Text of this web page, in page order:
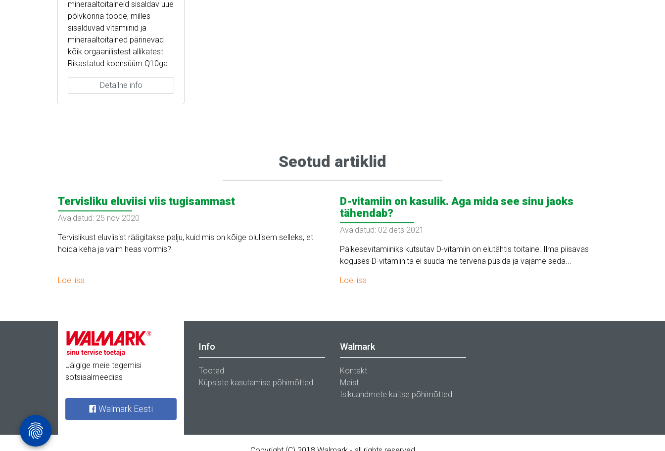
mineraaltoitaineid sisaldav uue
põlvkonna toode, milles
sisalduvad vitamiinid ja
mineraaltoitained pärinevad
kõik orgaanilistest allikatest.
Rikastatud koensüüm Q10ga.
Detailne info
Seotud artiklid
Tervisliku eluviisi viis tugisammast
Avaldatud: 25 nov 2020
Tervislikust eluviisist räägitakse palju, kuid mis on kõige olulisem selleks, et
hoida keha ja vaim heas vormis?
Loe lisa
D-vitamiin on kasulik. Aga mida see sinu jaoks
tähendab?
Avaldatud: 02 dets 2021
Päikesevitamiiniks kutsutav D-vitamiin on elutähtis toitaine. Ilma piisavas
koguses D-vitamiinita ei suuda me tervena püsida ja vajame seda...
Loe lisa
Jälgige meie tegemisi
sotsiaalmeedias
Walmark Eesti
Info
Tooted
Küpsiste kasutamise põhimõtted
Walmark
Kontakt
Meist
Isikuandmete kaitse põhimõtted